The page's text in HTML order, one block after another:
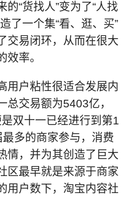
“货找人”变为了“人找
了一个集“看、逛、买”
交易闭环，从而在很大
率。
用户粘性很适合发展内
总交易额为5403亿，
双十一已经进行到第1
多的商家参与，消费
情，并为其创造了巨大
区最早就是来源于商家
用户数下，淘宝内容社